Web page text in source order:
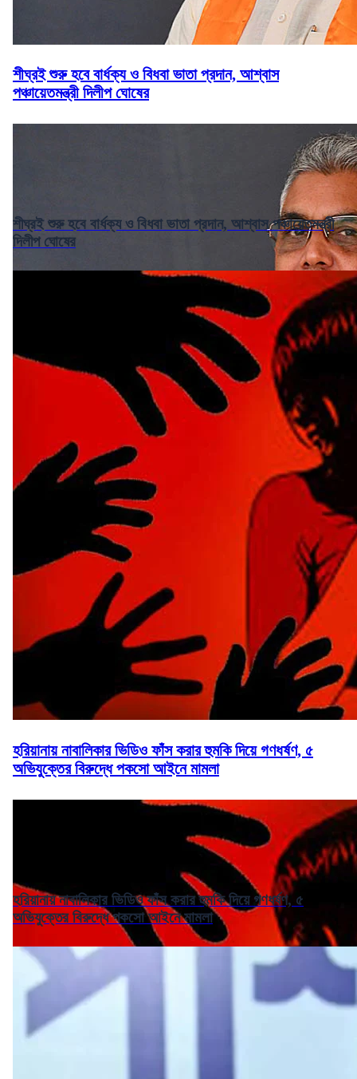
শীঘ্রই শুরু হবে বার্ধক্য ও বিধবা ভাতা প্রদান, আশ্বাস
পঞ্চায়েতমন্ত্রী দিলীপ ঘোষের
শীঘ্রই শুরু হবে বার্ধক্য ও বিধবা ভাতা প্রদান, আশ্বাস পঞ্চায়েতমন্ত্রী
দিলীপ ঘোষের
হরিয়ানায় নাবালিকার ভিডিও ফাঁস করার হুমকি দিয়ে গণধর্ষণ, ৫
অভিযুক্তের বিরুদ্ধে পকসো আইনে মামলা
হরিয়ানায় নাবালিকার ভিডিও ফাঁস করার হুমকি দিয়ে গণধর্ষণ, ৫
অভিযুক্তের বিরুদ্ধে পকসো আইনে মামলা